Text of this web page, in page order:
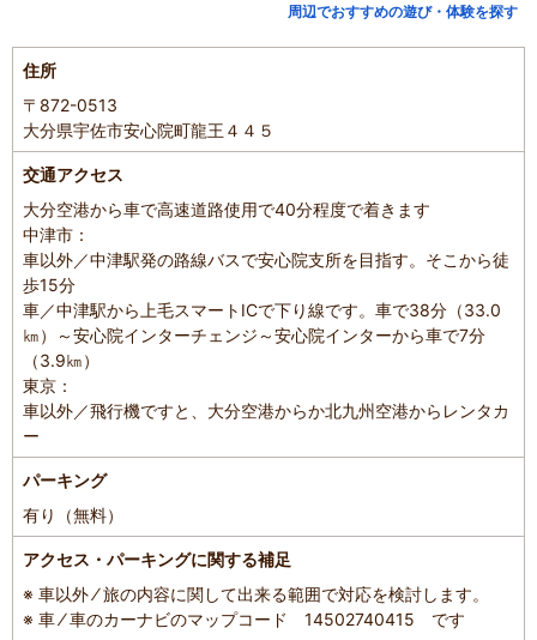
周辺でおすすめの遊び・体験を探す
住所
〒872-0513
大分県宇佐市安心院町龍王４４５
交通アクセス
大分空港から車で高速道路使用で40分程度で着きます
中津市：
車以外／中津駅発の路線バスで安心院支所を目指す。そこから徒
歩15分
車／中津駅から上毛スマートICで下り線です。車で38分（33.0
㎞）～安心院インターチェンジ～安心院インターから車で7分
（3.9㎞）
東京：
車以外／飛行機ですと、大分空港からか北九州空港からレンタカ
ー
パーキング
有り（無料）
アクセス・パーキングに関する補足
※ 車以外 ⁄ 旅の内容に関して出来る範囲で対応を検討します。
※ 車 ⁄ 車のカーナビのマップコード 14502740415 です